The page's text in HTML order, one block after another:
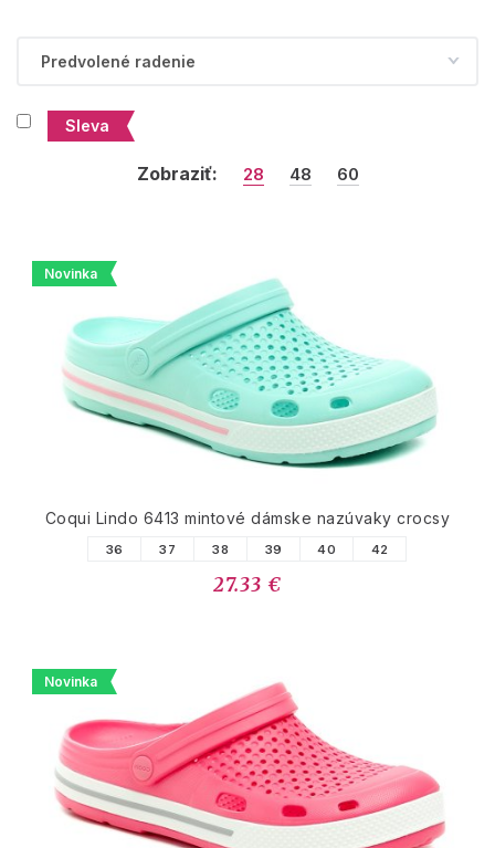
Sleva
Zobraziť: 28 48 60
Novinka
Coqui Lindo 6413 mintové dámske nazúvaky crocsy
36 37 38 39 40 42
27.33 €
Novinka